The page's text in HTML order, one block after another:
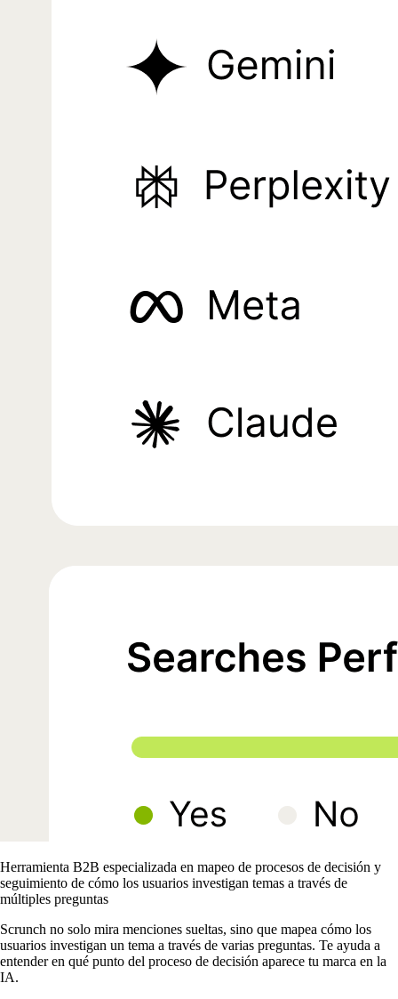
Herramienta B2B especializada en mapeo de procesos de decisión y
seguimiento de cómo los usuarios investigan temas a través de
múltiples preguntas
Scrunch no solo mira menciones sueltas, sino que mapea cómo los
usuarios investigan un tema a través de varias preguntas. Te ayuda a
entender en qué punto del proceso de decisión aparece tu marca en la
IA.